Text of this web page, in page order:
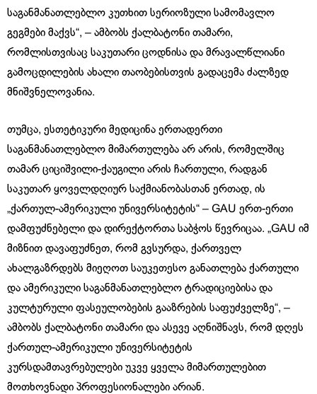
საგანმანათლებლო კუთხით სერიოზული სამომავლო
გეგმები მაქვს“, – ამბობს ქალბატონი თამარი,
რომლისთვისაც საკუთარი ცოდნისა და მრავალწლიანი
გამოცდილების ახალი თაობებისთვის გადაცემა ძალზედ
მნიშვნელოვანია.
თუმცა, ესთეტიკური მედიცინა ერთადერთი
საგანმანათლებლო მიმართულება არ არის, რომელშიც
თამარ ციციშვილი-ქაუგილი არის ჩართული, რადგან
საკუთარ ყოველდღიურ საქმიანობასთან ერთად, ის
„ქართულ-ამერიკული უნივერსიტეტის“ – GAU ერთ-ერთი
დამფუძნებელი და დირექტორთა საბჭოს წევრიცაა. „GAU იმ
მიზნით დავაფუძნეთ, რომ გვსურდა, ქართველ
ახალგაზრდებს მიეღოთ საუკეთესო განათლება ქართული
და ამერიკული საგანმანათლებლო ტრადიციებისა და
კულტურული ფასეულობების გააზრების საფუძველზე“, –
ამბობს ქალბატონი თამარი და ასევე აღნიშნავს, რომ დღეს
ქართულ-ამერიკული უნივერსიტეტის
კურსდამთავრებულები უკვე ყველა მიმართულებით
მოთხოვნადი პროფესიონალები არიან.